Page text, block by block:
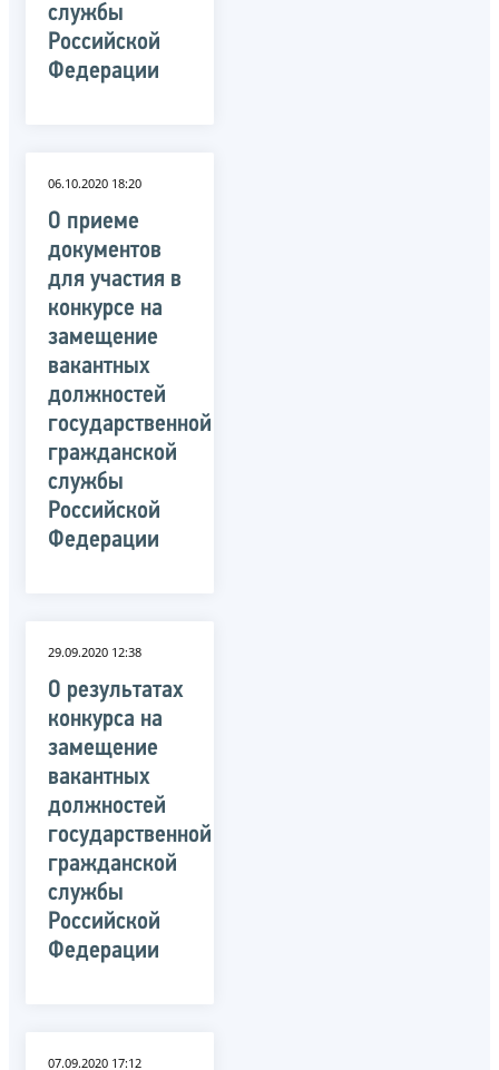
службы
Российской
Федерации
06.10.2020 18:20
О приеме
документов
для участия в
конкурсе на
замещение
вакантных
должностей
государственной
гражданской
службы
Российской
Федерации
29.09.2020 12:38
О результатах
конкурса на
замещение
вакантных
должностей
государственной
гражданской
службы
Российской
Федерации
07.09.2020 17:12